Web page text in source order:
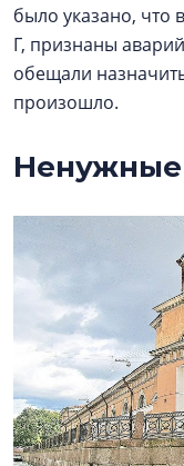
было указано, что
Г, признаны
обещали
произошло.